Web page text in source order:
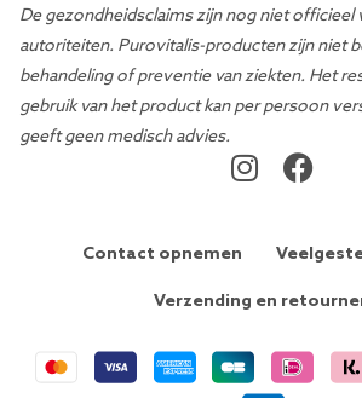
De gezondheidsclaims zijn nog niet officieel
autoriteiten. Purovitalis-producten zijn niet
behandeling of preventie van ziekten. Het
gebruik van het product kan per persoon
geeft geen medisch advies.
Contact opnemen
Verzending en